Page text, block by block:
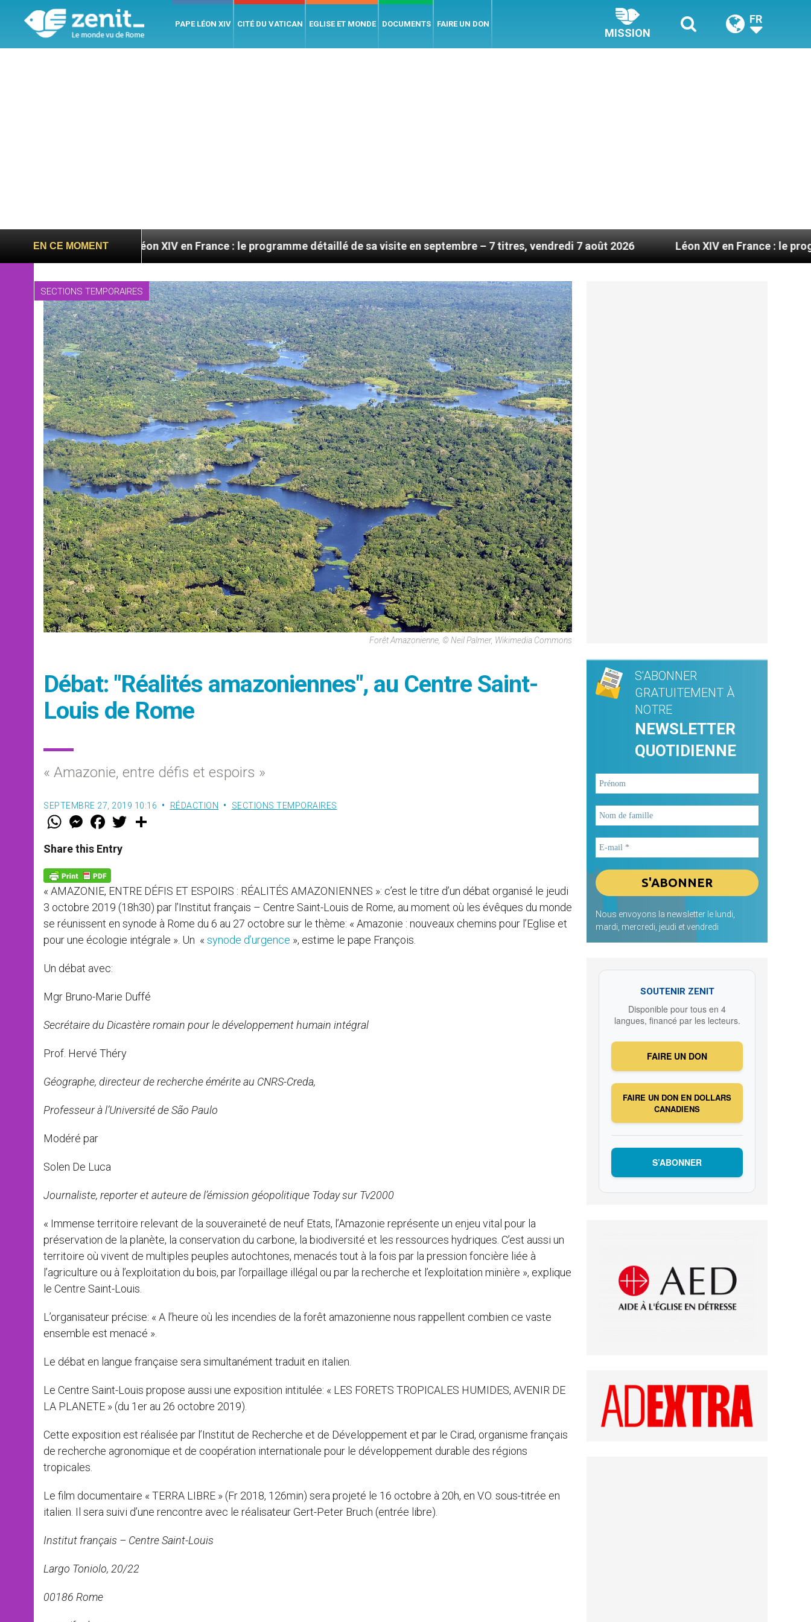
PAPE LÉON XIV CITÉ DU VATICAN EGLISE ET MONDE DOCUMENTS FAIRE UN DON
MISSION
FR
EN CE MOMENT
Léon XIV en France : le programme détaillé de sa visite en septembre – 7 titres, vendredi 7 août 2026 Léon XIV en France : le programme
SECTIONS TEMPORAIRES
Forêt Amazonienne, © Neil Palmer, Wikimedia Commons
Débat: "Réalités amazoniennes", au Centre Saint-
Louis de Rome
« Amazonie, entre défis et espoirs »
SEPTEMBRE 27, 2019 10:16 RÉDACTION SECTIONS TEMPORAIRES
W
t
s
p
p
M
e
s
e
g
e
r
F
a
e
b
o
k
w
Share this Entry
« AMAZONIE, ENTRE DÉFIS ET ESPOIRS : RÉALITÉS AMAZONIENNES »: c’est le titre d’un débat organisé le jeudi
3 octobre 2019 (18h30) par l’Institut français – Centre Saint-Louis de Rome, au moment où les évêques du monde
se réunissent en synode à Rome du 6 au 27 octobre sur le thème: « Amazonie : nouveaux chemins pour l’Eglise et
pour une écologie intégrale ». Un « synode d’urgence », estime le pape François.
Un débat avec:
Mgr Bruno-Marie Duffé
Secrétaire du Dicastère romain pour le développement humain intégral
Prof. Hervé Théry
Géographe, directeur de recherche émérite au CNRS-Creda,
Professeur à l’Université de São Paulo
Modéré par
Solen De Luca
Journaliste, reporter et auteure de l’émission géopolitique Today sur Tv2000
« Immense territoire relevant de la souveraineté de neuf Etats, l’Amazonie représente un enjeu vital pour la
préservation de la planète, la conservation du carbone, la biodiversité et les ressources hydriques. C’est aussi un
territoire où vivent de multiples peuples autochtones, menacés tout à la fois par la pression foncière liée à
l’agriculture ou à l’exploitation du bois, par l’orpaillage illégal ou par la recherche et l’exploitation minière », explique
le Centre Saint-Louis.
L’organisateur précise: « A l’heure où les incendies de la forêt amazonienne nous rappellent combien ce vaste
ensemble est menacé ».
Le débat en langue française sera simultanément traduit en italien.
Le Centre Saint-Louis propose aussi une exposition intitulée: « LES FORETS TROPICALES HUMIDES, AVENIR DE
LA PLANETE » (du 1er au 26 octobre 2019).
Cette exposition est réalisée par l’Institut de Recherche et de Développement et par le Cirad, organisme français
de recherche agronomique et de coopération internationale pour le développement durable des régions
tropicales.
Le film documentaire « TERRA LIBRE » (Fr 2018, 126min) sera projeté le 16 octobre à 20h, en V.O. sous-titrée en
italien. Il sera suivi d’une rencontre avec le réalisateur Gert-Peter Bruch (entrée libre).
Institut français – Centre Saint-Louis
Largo Toniolo, 20/22
00186 Rome
S'ABONNER
GRATUITEMENT À
NOTRE
NEWSLETTER
QUOTIDIENNE
Nous envoyons la newsletter le lundi,
mardi, mercredi, jeudi et vendredi
SOUTENIR ZENIT
Disponible pour tous en 4
langues, financé par les lecteurs.
FAIRE UN DON
FAIRE UN DON EN DOLLARS
CANADIENS
S’ABONNER